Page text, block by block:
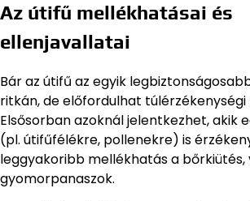
Az útifű mellékhatásai és
ellenjavallatai
Bár az útifű az egyik
ritkán, de előfordulhat
Elsősorban azoknál jelentkezhet, akik
(pl. útifűfélékre, pollenekre) is
leggyakoribb mellékhatás a bőrkiütés,
gyomorpanaszok.